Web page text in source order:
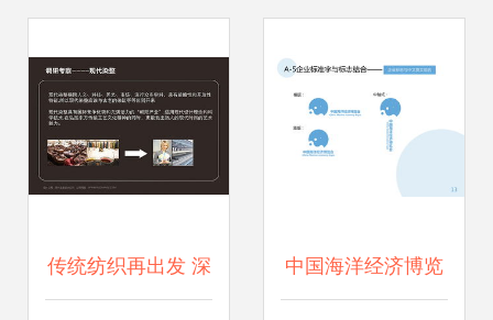
传统纺织再出发 深 中国海洋经济博览